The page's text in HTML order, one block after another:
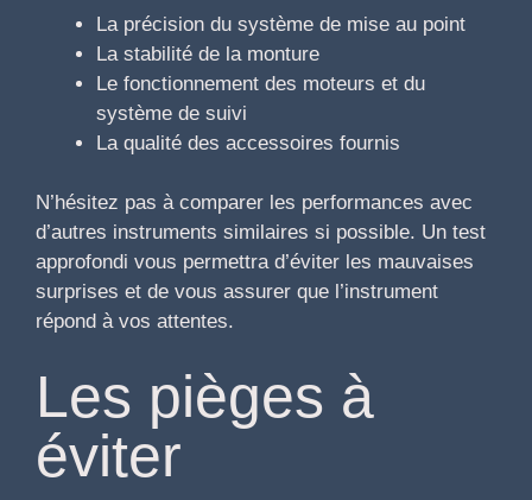
La précision du système de mise au point
La stabilité de la monture
Le fonctionnement des moteurs et du
système de suivi
La qualité des accessoires fournis
N’hésitez pas à comparer les performances avec
d’autres instruments similaires si possible. Un test
approfondi vous permettra d’éviter les mauvaises
surprises et de vous assurer que l’instrument
répond à vos attentes.
Les pièges à
éviter